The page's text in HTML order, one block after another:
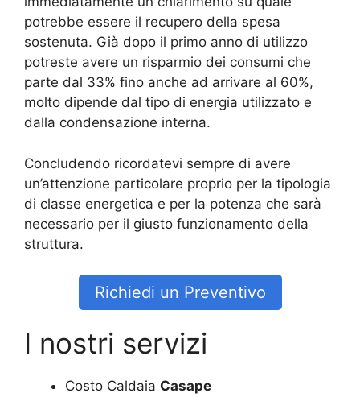
potrebbe essere il recupero della spesa
sostenuta. Già dopo il primo anno di utilizzo
potreste avere un risparmio dei consumi che
parte dal 33% fino anche ad arrivare al 60%,
molto dipende dal tipo di energia utilizzato e
dalla condensazione interna.
Concludendo ricordatevi sempre di avere
un’attenzione particolare proprio per la tipologia
di classe energetica e per la potenza che sarà
necessario per il giusto funzionamento della
struttura.
Richiedi un Preventivo
I nostri servizi
Costo Caldaia Casape